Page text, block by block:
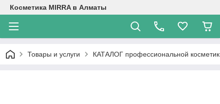
Косметика MIRRA в Алматы
Товары и услуги КАТАЛОГ профессиональной